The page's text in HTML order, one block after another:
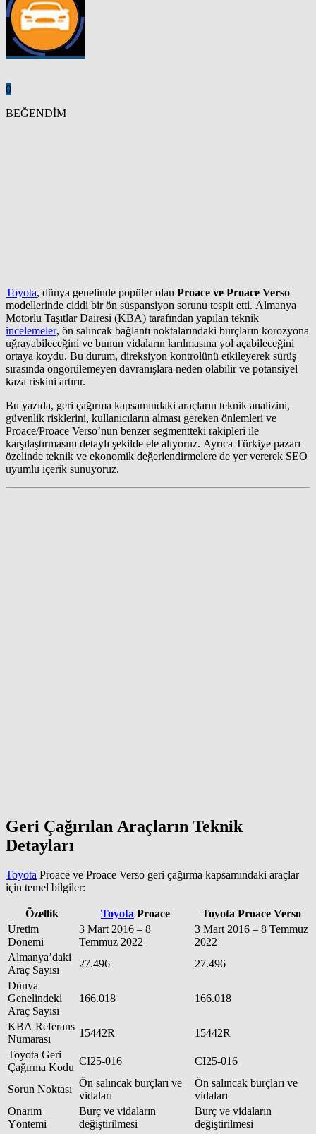
0
BEĞENDİM
Toyota, dünya genelinde popüler olan Proace ve Proace Verso
modellerinde ciddi bir ön süspansiyon sorunu tespit etti. Almanya
Motorlu Taşıtlar Dairesi (KBA) tarafından yapılan teknik
incelemeler, ön salıncak bağlantı noktalarındaki burçların korozyona
uğrayabileceğini ve bunun vidaların kırılmasına yol açabileceğini
ortaya koydu. Bu durum, direksiyon kontrolünü etkileyerek sürüş
sırasında öngörülemeyen davranışlara neden olabilir ve potansiyel
kaza riskini artırır.
Bu yazıda, geri çağırma kapsamındaki araçların teknik analizini,
güvenlik risklerini, kullanıcıların alması gereken önlemleri ve
Proace/Proace Verso’nun benzer segmentteki rakipleri ile
karşılaştırmasını detaylı şekilde ele alıyoruz. Ayrıca Türkiye pazarı
özelinde teknik ve ekonomik değerlendirmelere de yer vererek SEO
uyumlu içerik sunuyoruz.
Geri Çağırılan Araçların Teknik
Detayları
Toyota Proace ve Proace Verso geri çağırma kapsamındaki araçlar
için temel bilgiler:
Özellik Toyota Proace
Toyota Proace Verso
Üretim
Dönemi
3 Mart 2016 – 8
Temmuz 2022
3 Mart 2016 – 8 Temmuz
2022
Almanya’daki
Araç Sayısı
27.496
27.496
Dünya
Genelindeki
Araç Sayısı
166.018 166.018
KBA Referans
Numarası
15442R
15442R
Toyota Geri
Çağırma Kodu
CI25-016 CI25-016
Sorun Noktası
Ön salıncak burçları ve
vidaları
Ön salıncak burçları ve
vidaları
Onarım
Yöntemi
Burç ve vidaların
değiştirilmesi
Burç ve vidaların
değiştirilmesi